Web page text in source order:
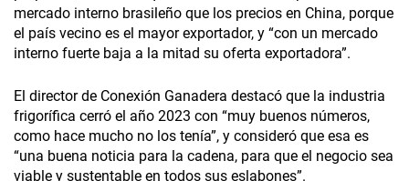
mercado interno brasileño que los precios en China, porque
el país vecino es el mayor exportador, y “con un mercado
interno fuerte baja a la mitad su oferta exportadora”.
El director de Conexión Ganadera destacó que la industria
frigorífica cerró el año 2023 con “muy buenos números,
como hace mucho no los tenía”, y consideró que esa es
“una buena noticia para la cadena, para que el negocio sea
viable y sustentable en todos sus eslabones”.